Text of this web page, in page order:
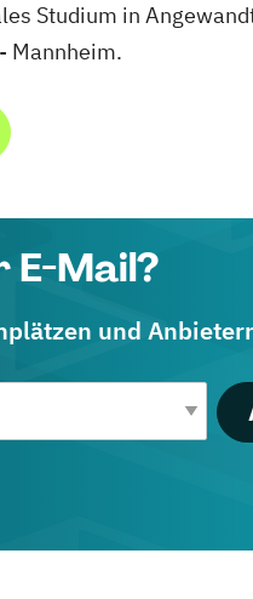
Studium in
Mannheim.
E-Mail?
und